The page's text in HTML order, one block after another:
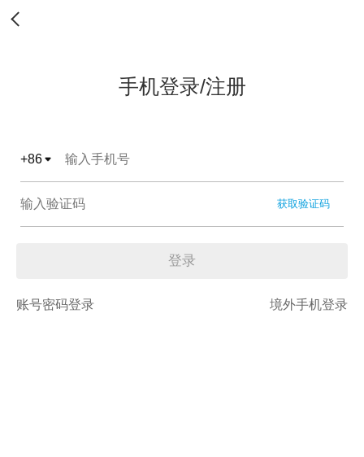
手机登录/注册
+86
获取验证码
登录
账号密码登录 境外手机登录